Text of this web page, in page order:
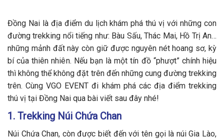
Đồng Nai là địa điểm du lịch khám phá thú vị với những con
đường trekking nổi tiếng như: Bàu Sấu, Thác Mai, Hồ Trị An…
những mảnh đất này còn giữ được nguyên nét hoang sơ, kỳ
bí của thiên nhiên. Nếu bạn là một tín đồ “phượt” chính hiệu
thì không thể không đặt trên đến những cung đường trekking
trên. Cùng VGO EVENT đi khám phá các địa điểm trekking
thú vị tại Đồng Nai qua bài viết sau đây nhé!
1. Trekking Núi Chứa Chan
Núi Chứa Chan, còn được biết đến với tên gọi là núi Gia Lào,